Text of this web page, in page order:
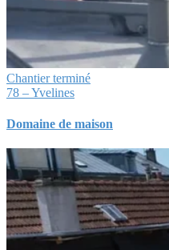
Chantier terminé
78 – Yvelines
Domaine de maison